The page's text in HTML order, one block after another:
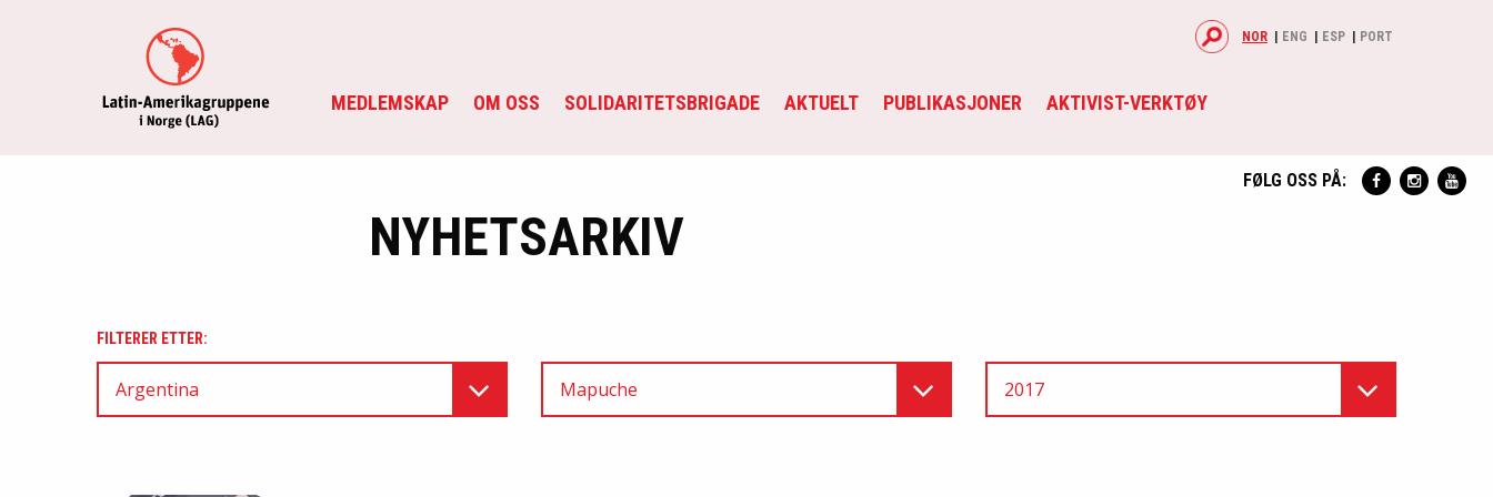
MEDLEMSKAP OM OSS SOLIDARITETSBRIGADE AKTUELT PUBLIKASJONER AKTIVIST-VERKTØY
NOR ENG ESP PORT
FØLG OSS PÅ:
NYHETSARKIV
FILTERER ETTER:
Argentina Mapuche 2017